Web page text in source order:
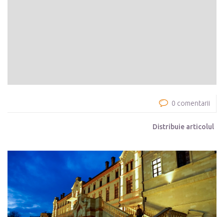
0 comentarii
Distribuie articolul